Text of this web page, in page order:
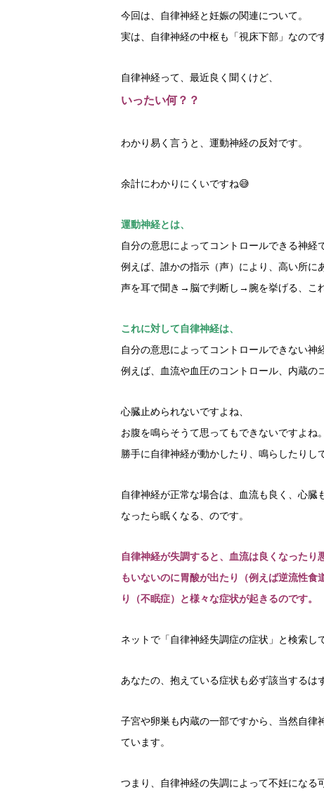
今回は、自律神経と妊娠の関連について。
実は、自律神経の中枢も「視床下部」なので
自律神経って、最近良く聞くけど、
いったい何？？
わかり易く言うと、運動神経の反対です。
余計にわかりにくいですね😅
運動神経とは、
自分の意思によってコントロールできる神経
例えば、誰かの指示（声）により、高い所に
声を耳で聞き→脳で判断し→腕を挙げる、こ
これに対して自律神経は、
自分の意思によってコントロールできない神
例えば、血流や血圧のコントロール、内蔵の
心臓止められないですよね、
お腹を鳴らそうて思ってもできないですよね。
勝手に自律神経が動かしたり、鳴らしたりし
自律神経が正常な場合は、血流も良く、心
なったら眠くなる、のです。
自律神経が失調すると、血流は良くなった
もいないのに胃酸が出たり（例えば逆流性
り（不眠症）と様々な症状が起きるのです。
ネットで「自律神経失調症の症状」と検索し
あなたの、抱えている症状も必ず該当するは
子宮や卵巣も内蔵の一部ですから、当然自
ています。
つまり、自律神経の失調によって不妊になる